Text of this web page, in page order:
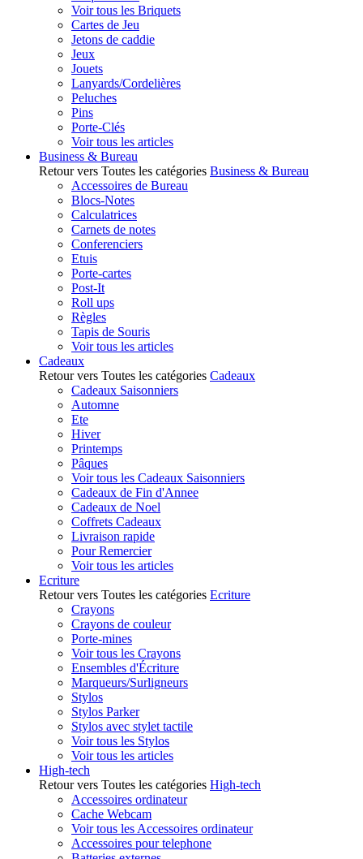
Voir tous les Briquets
Cartes de Jeu
Jetons de caddie
Jeux
Jouets
Lanyards/Cordelières
Peluches
Pins
Porte-Clés
Voir tous les articles
Business & Bureau
Retour vers Toutes les catégories Business & Bureau
Accessoires de Bureau
Blocs-Notes
Calculatrices
Carnets de notes
Conferenciers
Etuis
Porte-cartes
Post-It
Roll ups
Règles
Tapis de Souris
Voir tous les articles
Cadeaux
Retour vers Toutes les catégories Cadeaux
Cadeaux Saisonniers
Automne
Ete
Hiver
Printemps
Pâques
Voir tous les Cadeaux Saisonniers
Cadeaux de Fin d'Annee
Cadeaux de Noel
Coffrets Cadeaux
Livraison rapide
Pour Remercier
Voir tous les articles
Ecriture
Retour vers Toutes les catégories Ecriture
Crayons
Crayons de couleur
Porte-mines
Voir tous les Crayons
Ensembles d'Écriture
Marqueurs/Surligneurs
Stylos
Stylos Parker
Stylos avec stylet tactile
Voir tous les Stylos
Voir tous les articles
High-tech
Retour vers Toutes les catégories High-tech
Accessoires ordinateur
Cache Webcam
Voir tous les Accessoires ordinateur
Accessoires pour telephone